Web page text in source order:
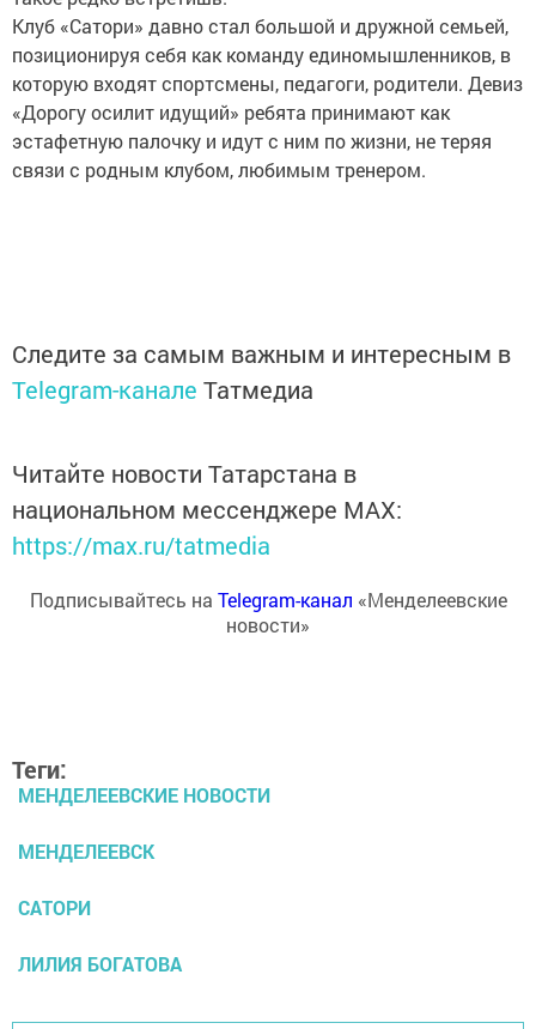
Клуб «Сатори» давно стал большой и дружной семьей,
позиционируя себя как команду единомышленников, в
которую входят спортсмены, педагоги, родители. Девиз
«Дорогу осилит идущий» ребята принимают как
эстафетную палочку и идут с ним по жизни, не теряя
связи с родным клубом, любимым тренером.
Следите за самым важным и интересным в
Telegram-канале Татмедиа
Читайте новости Татарстана в
национальном мессенджере MАХ:
https://max.ru/tatmedia
Подписывайтесь на Telegram-канал «Менделеевские
новости»
Теги:
МЕНДЕЛЕЕВСКИЕ НОВОСТИ
МЕНДЕЛЕЕВСК
САТОРИ
ЛИЛИЯ БОГАТОВА